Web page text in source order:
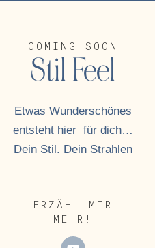
COMING SOON
Stil Feel
Etwas Wunderschönes
entsteht hier für dich…
Dein Stil. Dein Strahlen
ERZÄHL MIR
MEHR!